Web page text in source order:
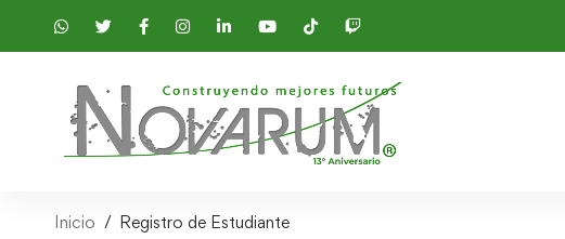
Inicio Registro de Estudiante